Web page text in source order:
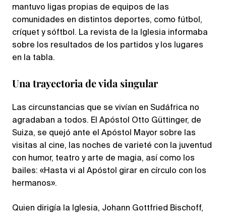
mantuvo ligas propias de equipos de las
comunidades en distintos deportes, como fútbol,
críquet y sóftbol. La revista de la Iglesia informaba
sobre los resultados de los partidos y los lugares
en la tabla.
Una trayectoria de vida singular
Las circunstancias que se vivían en Sudáfrica no
agradaban a todos. El Apóstol Otto Güttinger, de
Suiza, se quejó ante el Apóstol Mayor sobre las
visitas al cine, las noches de varieté con la juventud
con humor, teatro y arte de magia, así como los
bailes: «Hasta vi al Apóstol girar en círculo con los
hermanos».
Quien dirigía la Iglesia, Johann Gottfried Bischoff,